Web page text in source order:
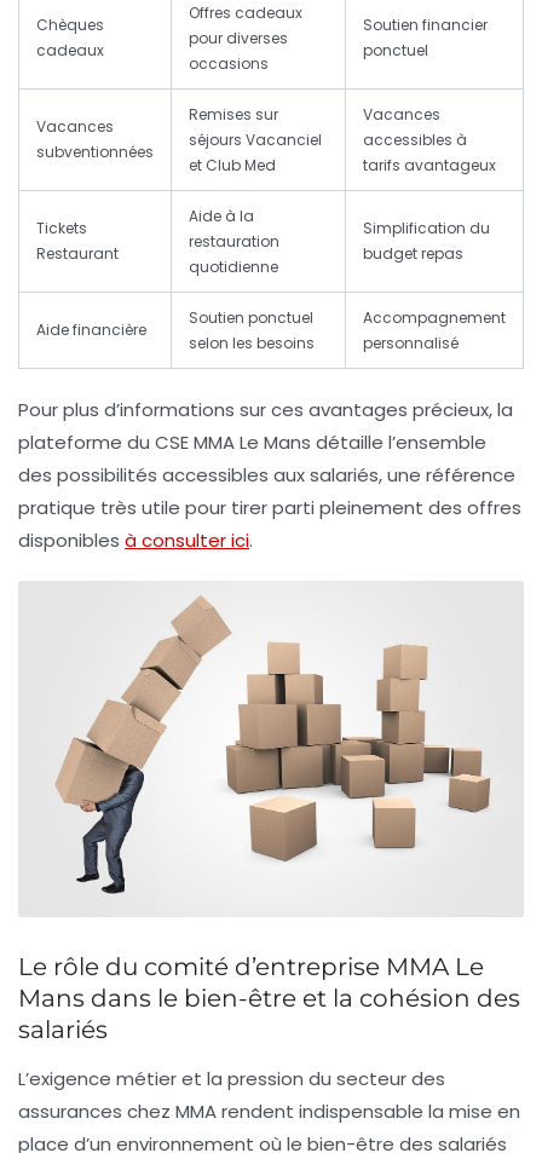
Chèques
cadeaux
Offres cadeaux
pour diverses
occasions
Soutien financier
ponctuel
Vacances
subventionnées
Remises sur
séjours Vacanciel
et Club Med
Vacances
accessibles à
tarifs avantageux
Tickets
Restaurant
Aide à la
restauration
quotidienne
Simplification du
budget repas
Aide financière
Soutien ponctuel
selon les besoins
Accompagnement
personnalisé
Pour plus d’informations sur ces avantages précieux, la
plateforme du CSE MMA Le Mans détaille l’ensemble
des possibilités accessibles aux salariés, une référence
pratique très utile pour tirer parti pleinement des offres
disponibles à consulter ici.
Le rôle du comité d’entreprise MMA Le
Mans dans le bien-être et la cohésion des
salariés
L’exigence métier et la pression du secteur des
assurances chez MMA rendent indispensable la mise en
place d’un environnement où le bien-être des salariés